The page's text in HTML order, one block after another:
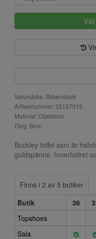
Varumärke: Birkenstock
Artikelnummer: 25157015
Material: Oljatskinn
Färg: Brun
Buckley toffel som är
guldspänne. Innerfodret
Finns i 2 av 5 butiker
Butik
36
Topshoes
Sala